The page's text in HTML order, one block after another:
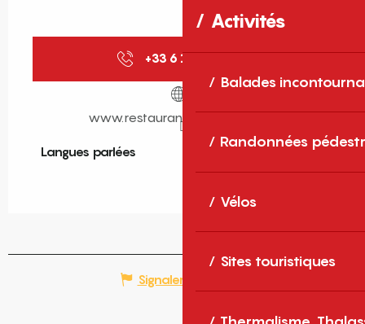
Activités
Balades
Randonnées
Vélos
Sites touristiques
+33 6 19 25 70
www.restaurant-labartavelle.fr
Langues parlées
Langues parlées
Signaler une erreur